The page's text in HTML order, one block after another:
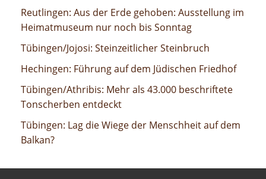
Aus der Erde gehoben: Ausstellung im Heimatmuseum
nur noch bis Sonntag
Reutlingen: Aus der Erde gehoben: Ausstellung im
Heimatmuseum nur noch bis Sonntag
Steinzeitlicher Steinbruch
Tübingen/Jojosi: Steinzeitlicher Steinbruch
Führung auf dem Jüdischen Friedhof
Hechingen: Führung auf dem Jüdischen Friedhof
Mehr als 43.000 beschriftete Tonscherben entdeckt
Tübingen/Athribis: Mehr als 43.000 beschriftete
Tonscherben entdeckt
Lag die Wiege der Menschheit auf dem Balkan?
Tübingen: Lag die Wiege der Menschheit auf dem
Balkan?